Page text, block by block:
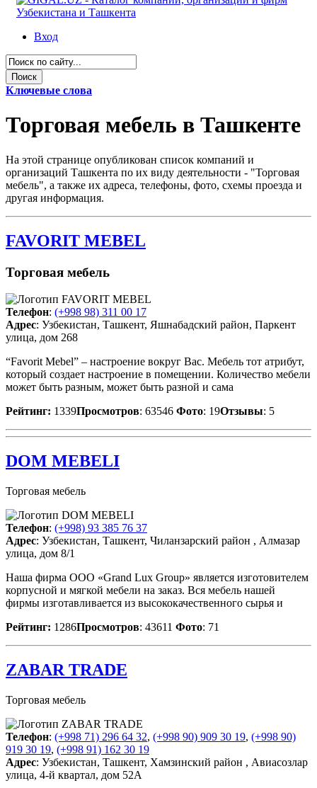
Вход
Ключевые слова
Торговая мебель в Ташкенте
На этой странице опубликован список компаний и
организаций Ташкента по их виду деятельности - "Торговая
мебель", а также их адреса, телефоны, фото, схемы проезда и
другая информация.
FAVORIT MEBEL
Торговая мебель
Телефон: (+998 98) 311 00 17
Адрес: Узбекистан, Ташкент, Яшнабадский район, Паркент
улица, дом 268
“Favorit Mebel” – настроение вокруг Вас. Мебель тот атрибут,
который создает настроение в помещении. Количество мебели
может быть разным, может быть разной и сама
Рейтинг: 1339Просмотров: 63546 Фото: 19Отзывы: 5
DOM MEBELI
Торговая мебель
Телефон: (+998) 93 385 76 37
Адрес: Узбекистан, Ташкент, Чиланзарский район , Алмазар
улица, дом 8/1
Наша фирма ООО «Grand Lux Group» является изготовителем
корпусной и мягкой мебели на заказ. Вся мебель нашей
фирмы изготавливается из высококачественного сырья и
Рейтинг: 1286Просмотров: 43611 Фото: 71
ZABAR TRADE
Торговая мебель
Телефон: (+998 71) 296 64 32, (+998 90) 909 30 19, (+998 90)
919 30 19, (+998 91) 162 30 19
Адрес: Узбекистан, Ташкент, Хамзинский район , Авиасозлар
улица, 4-й квартал, дом 52А